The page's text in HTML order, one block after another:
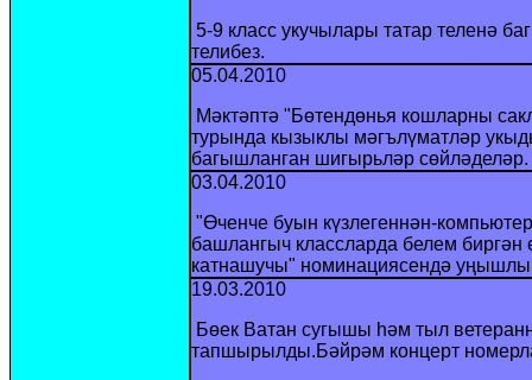
5-9 класс укучылары татар теленә
телибез.
05.04.2010
Мәктәптә "Бөтендөнья кошларны
турында кызыклы мәгълүматләр
багышланган шигырьләр сөйләделәр.
03.04.2010
"Өченче буын күзлегеннән-компью
башлангыч классларда белем
катнашучы" номинациясендә
19.03.2010
Бөек Ватан сугышы һәм тыл
тапшырылды.Бәйрәм концерт